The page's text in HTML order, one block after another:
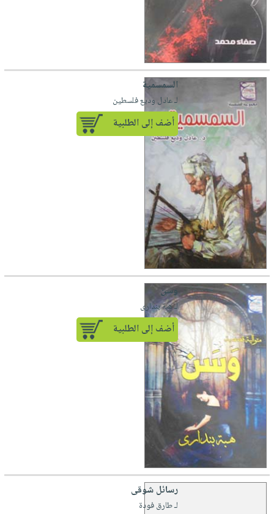
السمسمية
لـ عادل وديع فلسطين
أضف إلى الطلبية
وسن
لـ هبة بندارى
أضف إلى الطلبية
رسائل شوقى
لـ طارق فودة